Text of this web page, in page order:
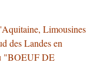
Limousines
des Landes en
"BOEUF DE